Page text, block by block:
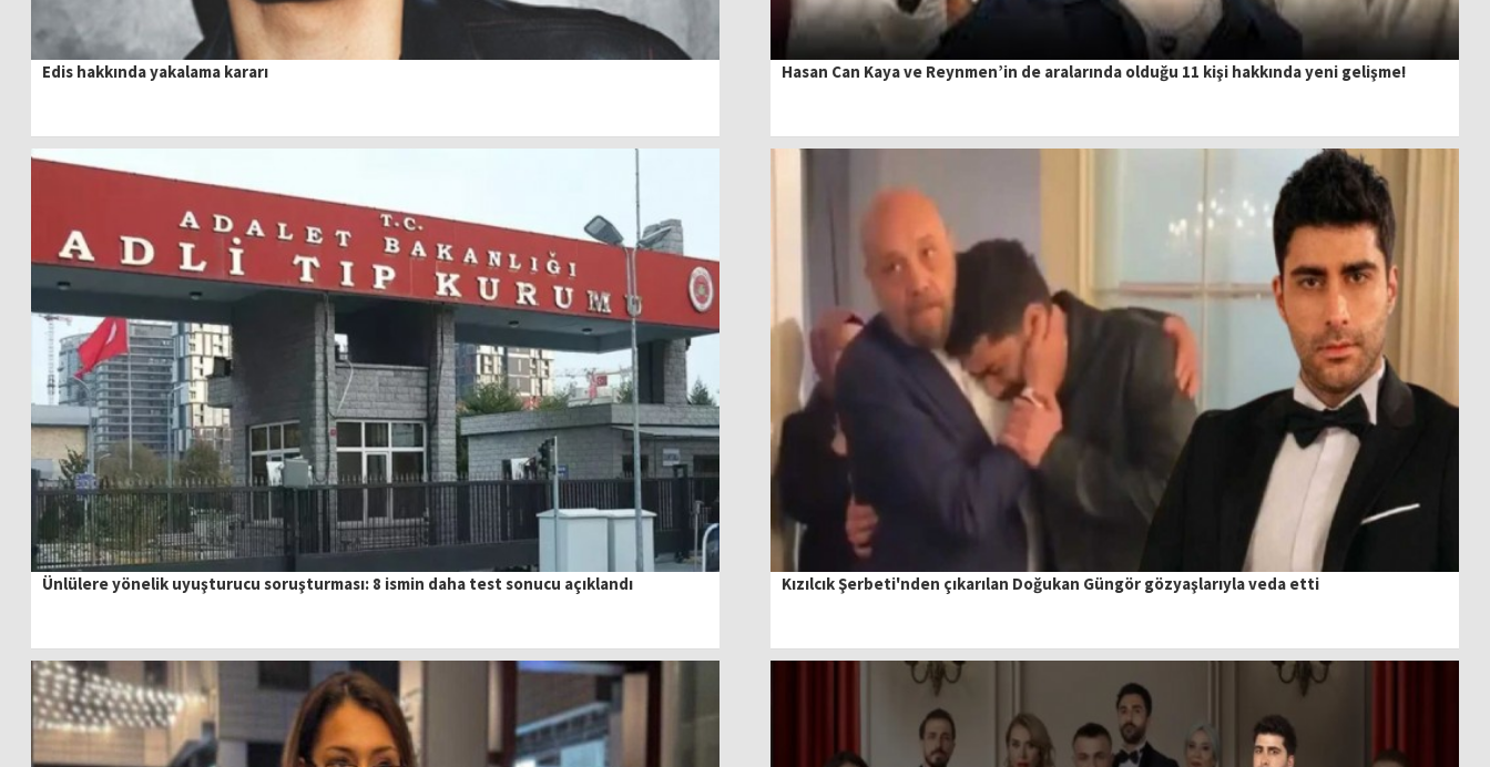
Edis hakkında yakalama kararı Hasan Can Kaya ve Reynmen’in de aralarında olduğu 11 kişi hakkında yeni gelişme!
Ünlülere yönelik uyuşturucu soruşturması: 8 ismin daha test sonucu açıklandı Kızılcık Şerbeti'nden çıkarılan Doğukan Güngör gözyaşlarıyla veda etti